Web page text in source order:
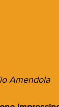
Amendola